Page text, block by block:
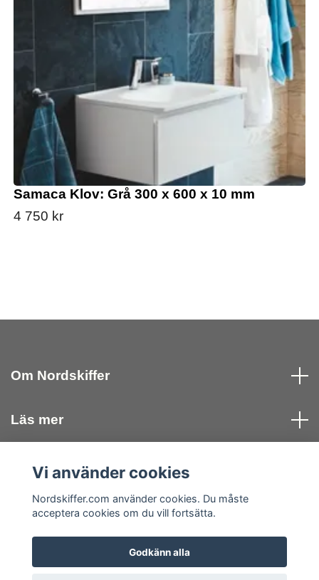
Samaca Klov: Grå 300 x 600 x 10 mm
4 750 kr
Om Nordskiffer
Läs mer
Kontakta oss
Sociala medier
Vi använder cookies
Nordskiffer.com använder cookies. Du måste
acceptera cookies om du vill fortsätta.
Godkänn alla